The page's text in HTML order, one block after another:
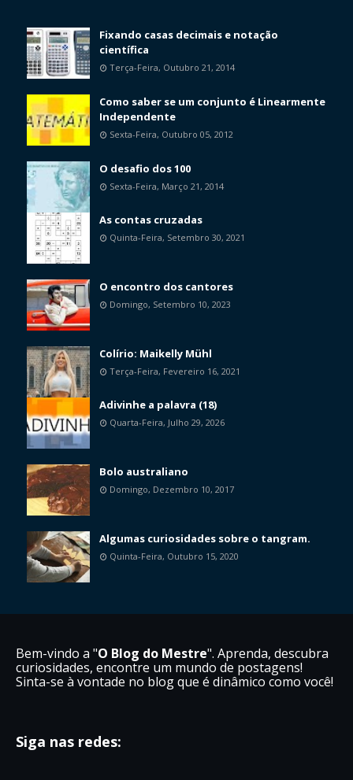
Fixando casas decimais e notação
científica
Terça-Feira, Outubro 21, 2014
Como saber se um conjunto é Linearmente
Independente
Sexta-Feira, Outubro 05, 2012
O desafio dos 100
Sexta-Feira, Março 21, 2014
As contas cruzadas
Quinta-Feira, Setembro 30, 2021
O encontro dos cantores
Domingo, Setembro 10, 2023
Colírio: Maikelly Mühl
Terça-Feira, Fevereiro 16, 2021
Adivinhe a palavra (18)
Quarta-Feira, Julho 29, 2026
Bolo australiano
Domingo, Dezembro 10, 2017
Algumas curiosidades sobre o tangram.
Quinta-Feira, Outubro 15, 2020
Bem-vindo a "O Blog do Mestre". Aprenda, descubra
curiosidades, encontre um mundo de postagens!
Sinta-se à vontade no blog que é dinâmico como você!
Siga nas redes: